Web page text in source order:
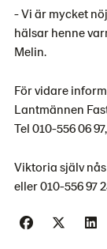
- Vi är mycket
hälsar henne
Melin.
För vidare
Lantmännen
Tel 010-556 06
Viktoria själv
eller 010-556 97